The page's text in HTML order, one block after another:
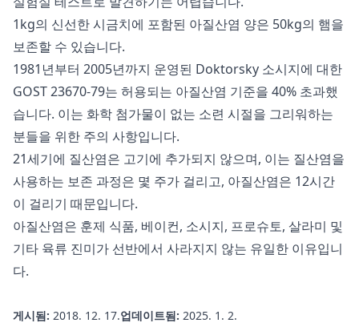
1kg의 신선한 시금치에 포함된 아질산염 양은 50kg의 햄을
보존할 수 있습니다.
1981년부터 2005년까지 운영된 Doktorsky 소시지에 대한
GOST 23670-79는 허용되는 아질산염 기준을 40% 초과했
습니다. 이는 화학 첨가물이 없는 소련 시절을 그리워하는
분들을 위한 주의 사항입니다.
21세기에 질산염은 고기에 추가되지 않으며, 이는 질산염을
사용하는 보존 과정은 몇 주가 걸리고, 아질산염은 12시간
이 걸리기 때문입니다.
아질산염은 훈제 식품, 베이컨, 소시지, 프로슈토, 살라미 및
기타 육류 진미가 선반에서 사라지지 않는 유일한 이유입니
다.
게시됨: 2018. 12. 17.업데이트됨: 2025. 1. 2.